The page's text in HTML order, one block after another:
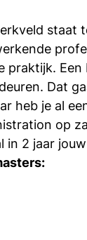
agencies
staat
praktijk.
Dat
heb je al
op
in 2 jaar